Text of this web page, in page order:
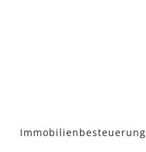
Immobilienbesteuerung